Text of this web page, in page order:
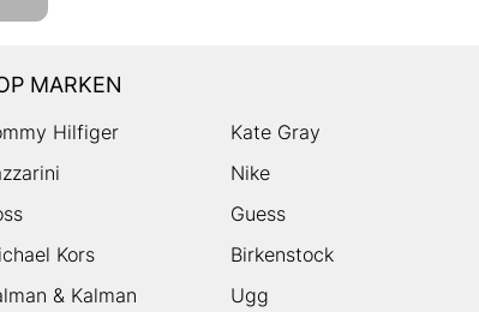
MARKEN
Hilfiger Kate Gray
Nike
Guess
Kors
Birkenstock
& Kalman
Ugg